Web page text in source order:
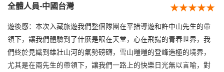
★★★★★
全體人員-中國台灣
遊後感：本次入藏旅遊我們整個隊團在平措導遊和許中山先生的帶
領下，讓我們體驗到了什麼是眼在天堂，心在飛揚的青春世界，我
們終於見識到雄壯山河的氣勢磅礴，雪山皚皚的登峰造極的境界，
尤其是在兩先生的帶領下，讓我們一路上的快樂日光無以言喻，對